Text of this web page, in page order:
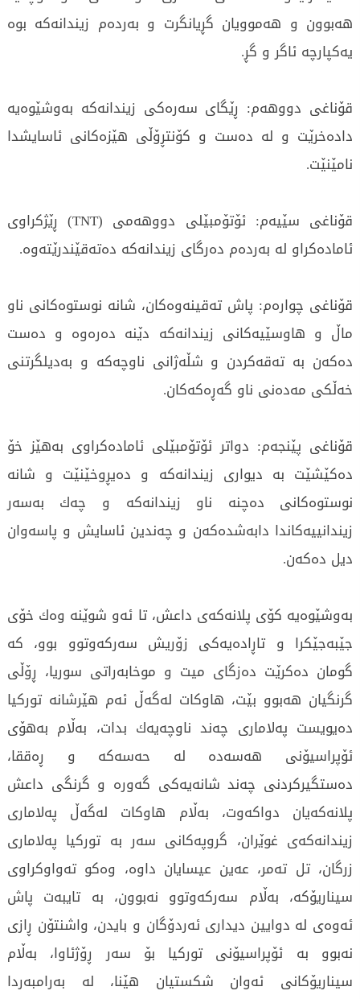
هەبوون و هەموويان گڕيانگرت و بەردەم زيندانەكە بوە
يەكپارچە ئاگر و گڕ.
قۆناغى دووهەم: ڕێگاى سەرەكى زيندانەكە بەوشێوەيە
دادەخرێت و لە دەست و كۆنتڕۆڵى هێزەكانى ئاسايشدا
نامێنێت.
قۆناغى سێيەم: ئۆتۆمبێلى دووهەمى (TNT) ڕێژكراوى
ئامادەكراو لە بەردەم دەرگاى زيندانەكە دەتەقێندرێتەوە.
قۆناغى چوارەم: پاش تەقينەوەكان، شانە نوستوەكانى ناو
ماڵ و هاوسێيەكانى زيندانەكە دێنە دەرەوە و دەست
دەكەن بە تەقەكردن و شڵەژانى ناوچەكە و بەديلگرتنى
خەڵكى مەدەنى ناو گەڕەكەكان.
قۆناغى پێنجەم: دواتر ئۆتۆمبێلى ئامادەكراوى بەهێز خۆ
دەكێشێت بە ديوارى زيندانەكە و دەيڕوخێنێت و شانە
نوستوەكانى دەچنە ناو زيندانەكە و چەك بەسەر
زيندانييەكاندا دابەشدەكەن و چەندين ئاسايش و پاسەوان
ديل دەكەن.
بەوشێوەيە كۆى پلانەكەى داعش، تا ئەو شوێنە وەك خۆى
جێبەجێكرا و تاڕادەيەكى زۆريش سەركەوتوو بوو، كە
گومان دەكرێت دەزگاى ميت و موخابەراتى سوريا، ڕۆڵى
گرنگيان هەبوو بێت، هاوكات لەگەڵ ئەم هێرشانە توركيا
دەيويست پەلامارى چەند ناوچەيەك بدات، بەڵام بەهۆى
ئۆپراسيۆنى هەسەدە لە حەسەكە و ڕەققا،
دەستگيركردنى چەند شانەيەكى گەورە و گرنگى داعش
پلانەكەيان دواكەوت، بەڵام هاوكات لەگەڵ پەلامارى
زيندانەكەى غوێران، گروپەكانى سەر بە توركيا پەلامارى
زرگان، تل تەمر، عەين عيسايان داوە، وەكو تەواوكراوى
سيناريۆكە، بەڵام سەركەوتوو نەبوون، بە تايبەت پاش
ئەوەى لە دوايين ديدارى ئەردۆگان و بايدن، واشنتۆن ڕازى
نەبوو بە ئۆپراسيۆنى توركيا بۆ سەر ڕۆژئاوا، بەڵام
سيناريۆكانى ئەوان شكستيان هێنا، لە بەرامبەردا